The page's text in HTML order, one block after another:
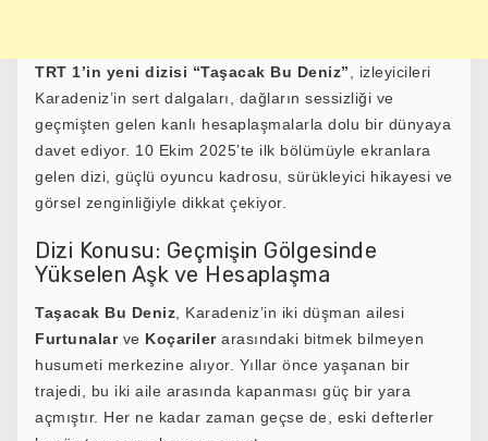
TRT 1’in yeni dizisi “Taşacak Bu Deniz” , izleyicileri
Karadeniz’in sert dalgaları, dağların sessizliği ve
geçmişten gelen kanlı hesaplaşmalarla dolu bir dünyaya
davet ediyor. 10 Ekim 2025’te ilk bölümüyle ekranlara
gelen dizi, güçlü oyuncu kadrosu, sürükleyici hikayesi ve
görsel zenginliğiyle dikkat çekiyor.
Dizi Konusu: Geçmişin Gölgesinde
Yükselen Aşk ve Hesaplaşma
Taşacak Bu Deniz , Karadeniz’in iki düşman ailesi
Furtunalarve Koçarilerarasındaki bitmek bilmeyen
husumeti merkezine alıyor. Yıllar önce yaşanan bir
trajedi, bu iki aile arasında kapanması güç bir yara
açmıştır. Her ne kadar zaman geçse de, eski defterler